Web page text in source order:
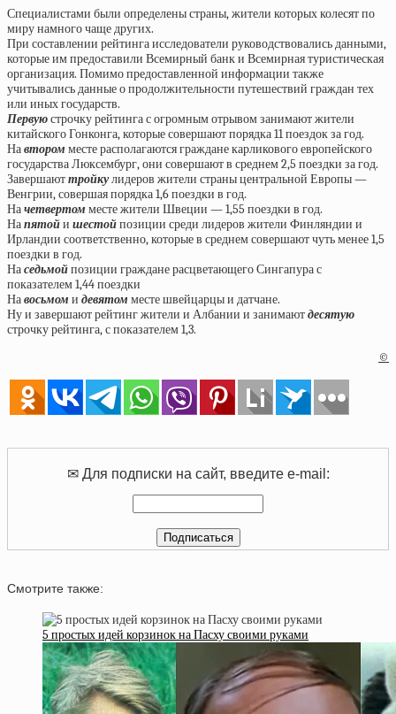
Специалистами были определены страны, жители которых колесят по
миру намного чаще других.
При составлении рейтинга исследователи руководствовались данными,
которые им предоставили Всемирный банк и Всемирная туристическая
организация. Помимо предоставленной информации также
учитывались данные о продолжительности путешествий граждан тех
или иных государств.
Первуюстрочку рейтинга с огромным отрывом занимают жители
китайского Гонконга, которые совершают порядка 11 поездок за год.
Навтором месте располагаются граждане карликового европейского
государства Люксембург, они совершают в среднем 2,5 поездки за год.
Завершаюттройкулидеров жители страны центральной Европы —
Венгрии, совершая порядка 1,6 поездки в год.
Начетвертом месте жители Швеции — 1,55 поездки в год.
Напятойи шестойпозиции среди лидеров жители Финляндии и
Ирландии соответственно, которые в среднем совершают чуть менее 1,5
поездки в год.
Наседьмойпозиции граждане расцветающего Сингапура с
показателем 1,44 поездки
Навосьмом и девятом месте швейцарцы и датчане.
Ну и завершают рейтинг жители и Албании и занимаютдесятую
строчку рейтинга, с показателем 1,3.
©
✉ Для подписки на сайт, введите e-mail:
Смотрите также:
5 простых идей корзинок на Пасху своими руками